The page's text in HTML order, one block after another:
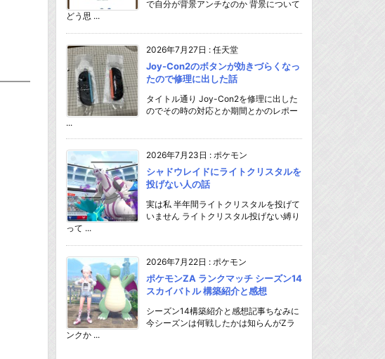
で自分が背景アンチなのか 背景について
どう思 ...
2026年7月27日 : 任天堂
Joy-Con2のボタンが効きづらくなっ
たので修理に出した話
タイトル通り Joy-Con2を修理に出した
のでその時の対応とか期間とかのレポー
...
2026年7月23日 : ポケモン
シャドウレイドにライトクリスタルを
投げない人の話
実は私 半年間ライトクリスタルを投げて
いません ライトクリスタル投げない縛り
って ...
2026年7月22日 : ポケモン
ポケモンZA ランクマッチ シーズン14
スカイバトル 構築紹介と感想
シーズン14構築紹介と感想記事ちなみに
今シーズンは何戦したかは知らんがZラ
ンクか ...